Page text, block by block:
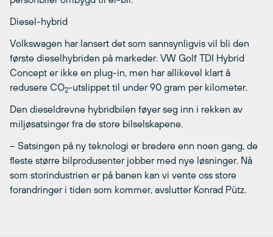
Diesel-hybrid
Volkswagen har lansert det som sannsynligvis vil bli den
første dieselhybriden på markeder. VW Golf TDI Hybrid
Concept er ikke en plug-in, men har allikevel klart å
redusere CO2-utslippet til under 90 gram per kilometer.
Den dieseldrevne hybridbilen føyer seg inn i rekken av
miljøsatsinger fra de store bilselskapene.
– Satsingen på ny teknologi er bredere enn noen gang, de
fleste større bilprodusenter jobber med nye løsninger. Nå
som storindustrien er på banen kan vi vente oss store
forandringer i tiden som kommer, avslutter Konrad Pütz.